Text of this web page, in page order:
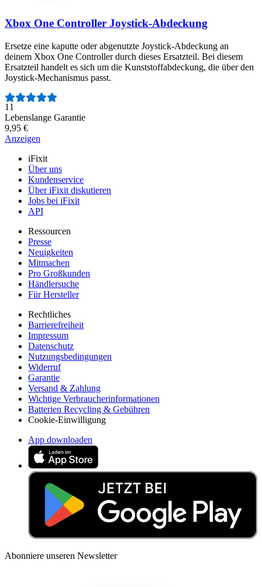
Xbox One Controller Joystick-Abdeckung
Ersetze eine kaputte oder abgenutzte Joystick-Abdeckung an
deinem Xbox One Controller durch dieses Ersatzteil. Bei diesem
Ersatzteil handelt es sich um die Kunststoffabdeckung, die über den
Joystick-Mechanismus passt.
Anzahl der Bewertungen:
11
Lebenslange Garantie
9,95 €
Anzeigen
iFixit
Über uns
Kundenservice
Über iFixit diskutieren
Jobs bei iFixit
API
Ressourcen
Presse
Neuigkeiten
Mitmachen
Pro Großkunden
Händlersuche
Für Hersteller
Rechtliches
Barrierefreiheit
Impressum
Datenschutz
Nutzungsbedingungen
Widerruf
Garantie
Versand & Zahlung
Wichtige Verbraucherinformationen
Batterien Recycling & Gebühren
Cookie-Einwilligung
App downloaden
Abonniere unseren Newsletter